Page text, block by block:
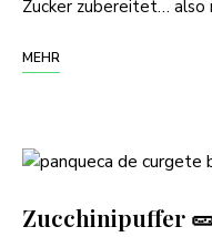
Zucker zubereitet… also
MEHR
Zucchinipuffer